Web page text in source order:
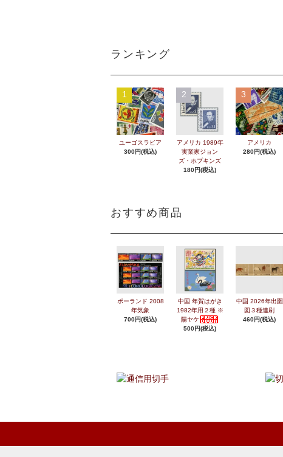
ランキング
1
ユーゴスラビア
300円(税込)
2
アメリカ 1989年
実業家ジョン
ズ・ホプキンズ
180円(税込)
3
アメリカ
280円(税込)
おすすめ商品
ポーランド 2008
年気象
700円(税込)
中国 年賀はがき
1982年用２種 ※
陽ヤケ
500円(税込)
中国 2026年出圉
図３種連刷
460円(税込)